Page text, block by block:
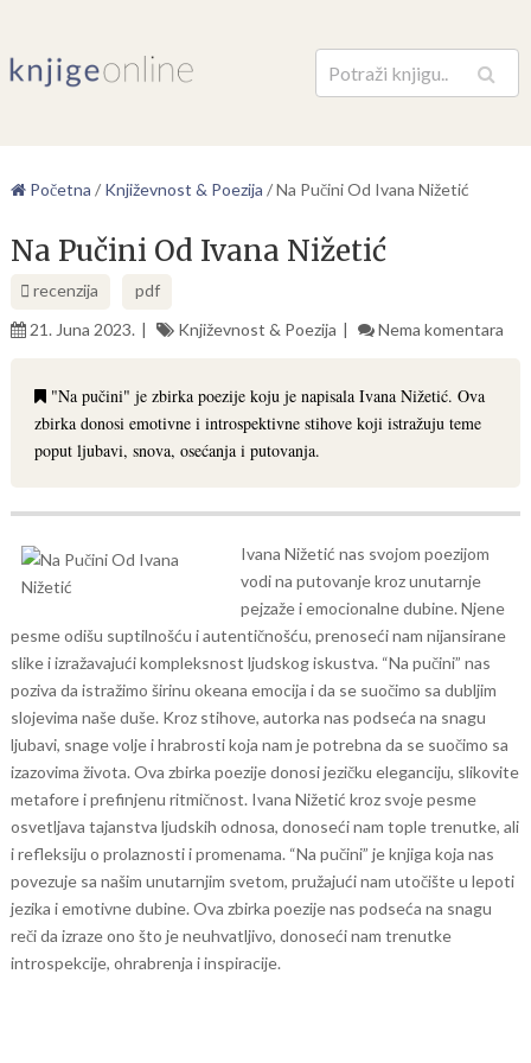
Pretraga
Početna / Književnost & Poezija /Na Pučini Od Ivana Nižetić
Na Pučini Od Ivana Nižetić
recenzija
pdf
21. Juna 2023.
Književnost & Poezija Nema komentara
"Na pučini" je zbirka poezije koju je napisala Ivana Nižetić. Ova
zbirka donosi emotivne i introspektivne stihove koji istražuju teme
poput ljubavi, snova, osećanja i putovanja.
Ivana Nižetić nas svojom poezijom
vodi na putovanje kroz unutarnje
pejzaže i emocionalne dubine. Njene
pesme odišu suptilnošću i autentičnošću, prenoseći nam nijansirane
slike i izražavajući kompleksnost ljudskog iskustva. “Na pučini” nas
poziva da istražimo širinu okeana emocija i da se suočimo sa dubljim
slojevima naše duše. Kroz stihove, autorka nas podseća na snagu
ljubavi, snage volje i hrabrosti koja nam je potrebna da se suočimo sa
izazovima života. Ova zbirka poezije donosi jezičku eleganciju, slikovite
metafore i prefinjenu ritmičnost. Ivana Nižetić kroz svoje pesme
osvetljava tajanstva ljudskih odnosa, donoseći nam tople trenutke, ali
i refleksiju o prolaznosti i promenama. “Na pučini” je knjiga koja nas
povezuje sa našim unutarnjim svetom, pružajući nam utočište u lepoti
jezika i emotivne dubine. Ova zbirka poezije nas podseća na snagu
reči da izraze ono što je neuhvatljivo, donoseći nam trenutke
introspekcije, ohrabrenja i inspiracije.